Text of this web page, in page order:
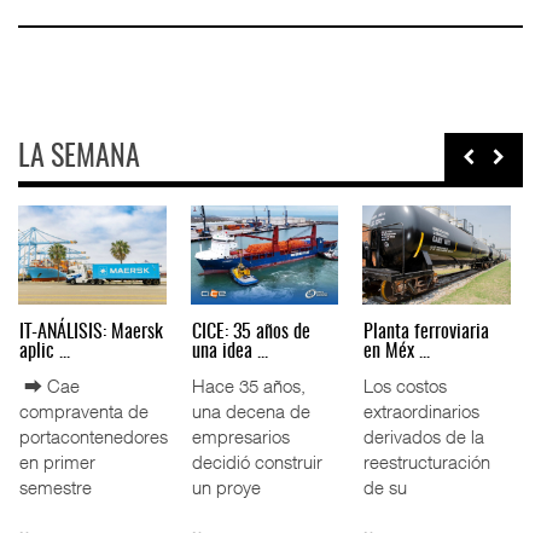
LA SEMANA
AMANAC, treinta y
nueve a ...
La transformación
del comercio
marítimo mundial
también ha
redefin
TMAZ eleva 77%
movimiento ...
La Terminal
Marítima de
Mazatlán (TMAZ),
subsidiaria
portuaria de
EE.UU. plantea
nuevas res ...
La Administración
Federal de
Ferrocarriles de
los Estados
Unidos (